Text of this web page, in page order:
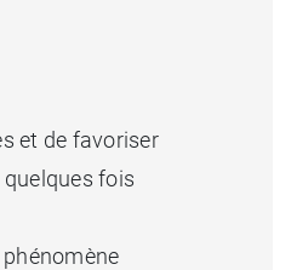
et de favoriser
fois